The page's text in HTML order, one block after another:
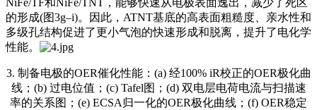
NiFe/TF和NiFe/TNT，能够快速从电极表面逸出，减少了死区
的形成(图3g–i)。因此，ATNT基底的高表面粗糙度、亲水性和
多级孔结构促进了更小气泡的快速形成和脱离，提升了电化学
性能。
3. 制备电极的OER催化性能：(a) 经100% iR校正的OER极化曲
线；(b) 过电位值；(c) Tafel图；(d) 双电层电荷电流与扫描速
率的关系图；(e) ECSA归一化的OER极化曲线；(f) OER稳定